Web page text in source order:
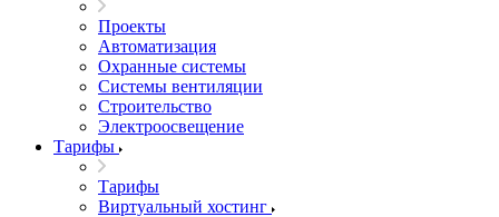
Проекты
Автоматизация
Охранные системы
Системы вентиляции
Строительство
Электроосвещение
Тарифы
Тарифы
Виртуальный хостинг